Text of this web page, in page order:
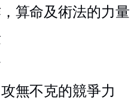
算命及術法的力量
無不克的競爭力